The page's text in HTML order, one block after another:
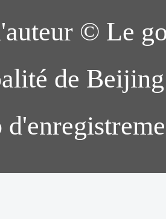
© Le
de